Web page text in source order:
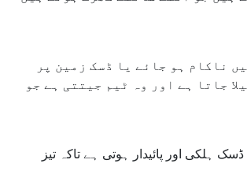
ناکام ہو جائے یا ڈسک زمین پر
جاتا ہے اور وہ ٹیم جیتتی ہے جو
ہلکی اور پائیدار ہوتی ہے تاکہ تیز